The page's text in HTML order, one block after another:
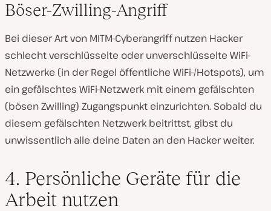
Böser-Zwilling-Angriff
Bei dieser Art von MITM-Cyberangriff nutzen Hacker
schlecht verschlüsselte oder unverschlüsselte WiFi-
Netzwerke (in der Regel öffentliche WiFi-/Hotspots), um
ein gefälschtes WiFi-Netzwerk mit einem gefälschten
(bösen Zwilling) Zugangspunkt einzurichten. Sobald du
diesem gefälschten Netzwerk beitrittst, gibst du
unwissentlich alle deine Daten an den Hacker weiter.
4. Persönliche Geräte für die
Arbeit nutzen